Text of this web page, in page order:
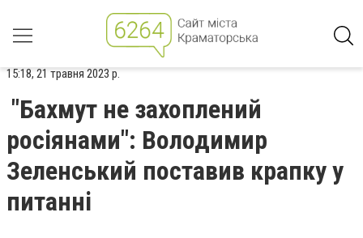
15:18, 21 травня 2023 р.
"Бахмут не захоплений
росіянами": Володимир
Зеленський поставив крапку у
питанні